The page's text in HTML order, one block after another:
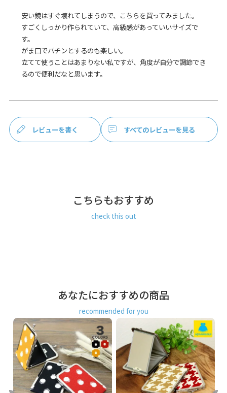
日本製（京都秀和がま口製作所）
クレジットカード
／コンビニ後払い／Amazon
Pay／楽天ペイ／PayPay
クレジットカード決済、Amazon Pay、PayPay、楽天ペイをご選択
の場合、システムの都合上、商品発送前に請求させていただく場合
があります。何卒ご了承ください。
送
方
2個までなら発送可能
日時指定可能（※10,000円以上ご購入頂い
そのままミラーを引き出すと、がま口とミラーが三角形の形となっ
安い鏡はすぐ壊れてしまうので、こちらを買ってみました。
すごくしっかり作られていて、高級感があっていいサイズで
す。
がま口でパチンとするのも楽しい。
立てて使うことはあまりない私ですが、角度が自分で調節でき
るので便利だなと思います。
レビューを書く すべてのレビューを見る
こちらもおすすめ
check this out
あなたにおすすめの商品
recommended for you